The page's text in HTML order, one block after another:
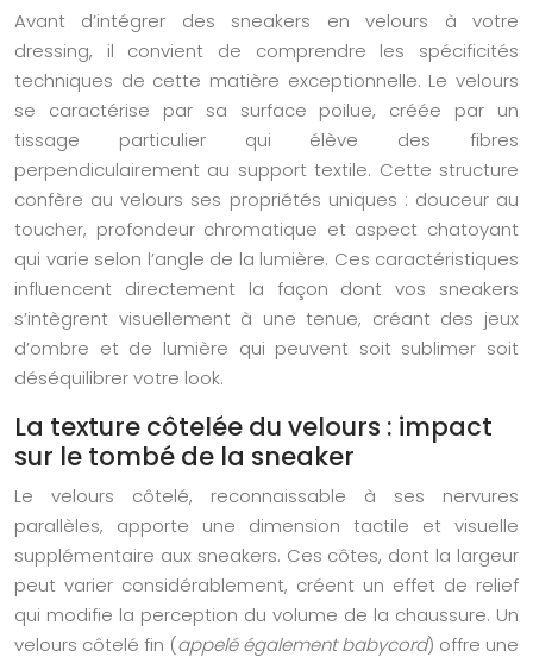
Avant d’intégrer des sneakers en velours à votre
dressing, il convient de comprendre les spécificités
techniques de cette matière exceptionnelle. Le velours
se caractérise par sa surface poilue, créée par un
tissage particulier qui élève des fibres
perpendiculairement au support textile. Cette structure
confère au velours ses propriétés uniques : douceur au
toucher, profondeur chromatique et aspect chatoyant
qui varie selon l’angle de la lumière. Ces caractéristiques
influencent directement la façon dont vos sneakers
s’intègrent visuellement à une tenue, créant des jeux
d’ombre et de lumière qui peuvent soit sublimer soit
déséquilibrer votre look.
La texture côtelée du velours : impact
sur le tombé de la sneaker
Le velours côtelé, reconnaissable à ses nervures
parallèles, apporte une dimension tactile et visuelle
supplémentaire aux sneakers. Ces côtes, dont la largeur
peut varier considérablement, créent un effet de relief
qui modifie la perception du volume de la chaussure. Un
velours côtelé fin (appelé également babycord) offre une